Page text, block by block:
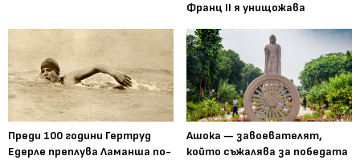
Франц II я унищожава
Преди 100 години Гертруд
Едерле преплува Ламанша по-
Ашока — завоевателят,
който съжалява за победата